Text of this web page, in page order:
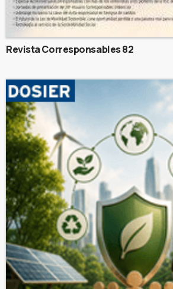
Revista Corresponsables 82